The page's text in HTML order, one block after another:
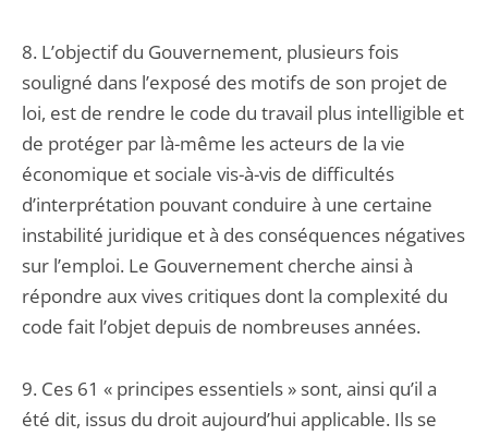
8. L’objectif du Gouvernement, plusieurs fois
souligné dans l’exposé des motifs de son projet de
loi, est de rendre le code du travail plus intelligible et
de protéger par là-même les acteurs de la vie
économique et sociale vis-à-vis de difficultés
d’interprétation pouvant conduire à une certaine
instabilité juridique et à des conséquences négatives
sur l’emploi. Le Gouvernement cherche ainsi à
répondre aux vives critiques dont la complexité du
code fait l’objet depuis de nombreuses années.
9. Ces 61 « principes essentiels » sont, ainsi qu’il a
été dit, issus du droit aujourd’hui applicable. Ils se